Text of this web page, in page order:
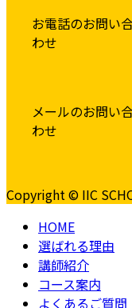
お電話のお問い
わせ
メールのお問い
わせ
Copyright © IIC
HOME
選ばれる理由
講師紹介
コース案内
よくあるご質問